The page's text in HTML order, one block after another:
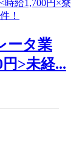
ータ業
>未経...